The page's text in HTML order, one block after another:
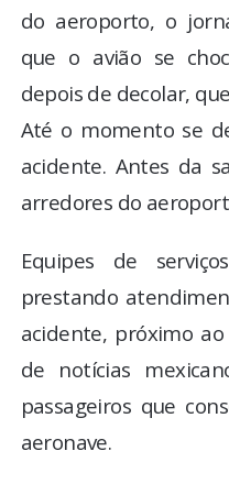
do aeroporto, o
que o avião se
depois de decolar,
Até o momento se
acidente. Antes da
arredores do
Equipes de
prestando
acidente, próximo
de notícias
passageiros que
aeronave.